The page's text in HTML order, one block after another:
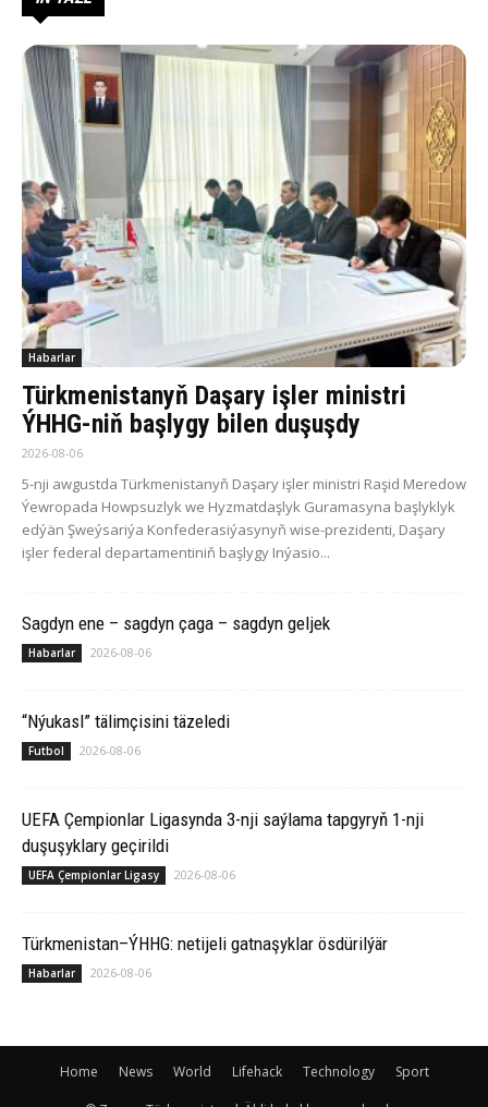
Habarlar
Türkmenistanyň Daşary işler ministri
ÝHHG-niň başlygy bilen duşuşdy
2026-08-06
5-nji awgustda Türkmenistanyň Daşary işler ministri Raşid Meredow
Ýewropada Howpsuzlyk we Hyzmatdaşlyk Guramasyna başlyklyk
edýän Şweýsariýa Konfederasiýasynyň wise-prezidenti, Daşary
işler federal departamentiniň başlygy Inýasio...
Sagdyn ene – sagdyn çaga – sagdyn geljek
Habarlar 2026-08-06
“Nýukasl” tälimçisini täzeledi
Futbol 2026-08-06
UEFA Çempionlar Ligasynda 3-nji saýlama tapgyryň 1-nji
duşuşyklary geçirildi
UEFA Çempionlar Ligasy 2026-08-06
Türkmenistan–ÝHHG: netijeli gatnaşyklar ösdürilýär
Habarlar 2026-08-06
Home News World Lifehack Technology Sport